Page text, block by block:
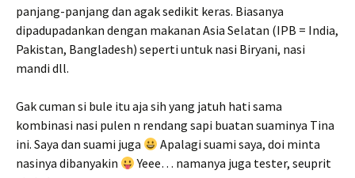
panjang-panjang dan agak sedikit keras. Biasanya
dipadupadankan dengan makanan Asia Selatan (IPB = India,
Pakistan, Bangladesh) seperti untuk nasi Biryani, nasi
mandi dll.
Gak cuman si bule itu aja sih yang jatuh hati sama
kombinasi nasi pulen n rendang sapi buatan suaminya Tina
ini. Saya dan suami juga
Apalagi suami saya, doi minta
nasinya dibanyakin
Yeee… namanya juga tester, seuprit